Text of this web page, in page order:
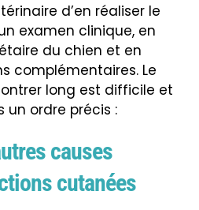
d’en réaliser le
examen clinique, en
du chien et en
complémentaires. Le
long est difficile et
un ordre précis :
causes
cutanées